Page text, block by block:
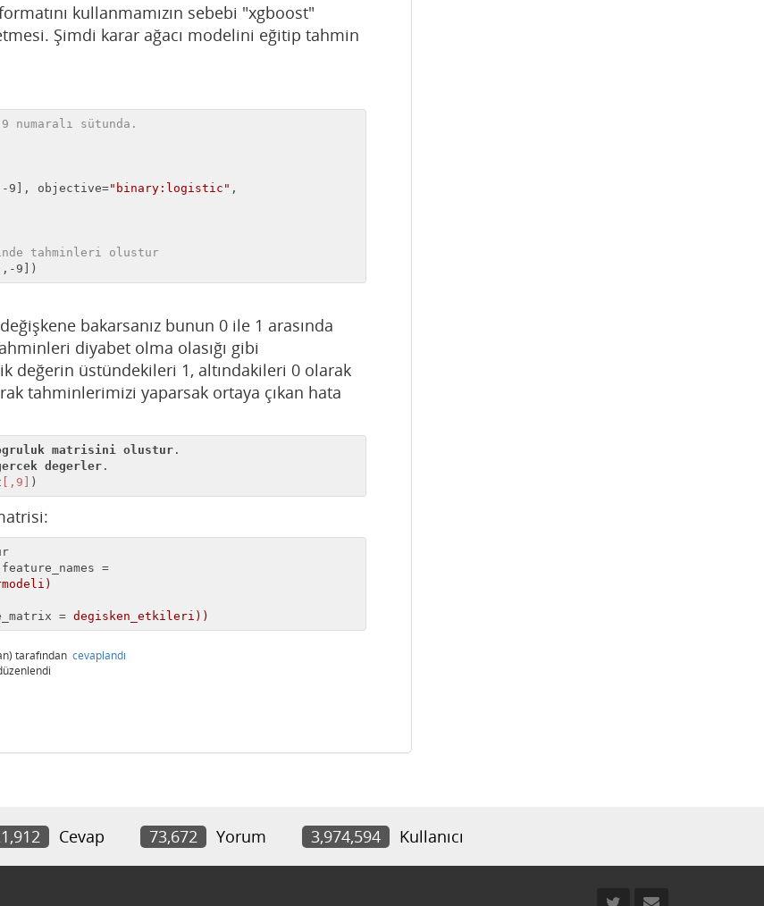
kullanmamızın sebebi "xgboost"
Şimdi karar ağacı modelini eğitip tahmin
numaralı sütunda.
9], objective="binary:logistic" ,
tahminleri olustur
9])
bakarsanız bunun 0 ile 1 arasında
diyabet olma olasığı gibi
değerin üstündekileri 1, altındakileri 0 olarak
tahminlerimizi yaparsak ortaya çıkan hata
matrisini olustur.
degerler
[,9] )
feature_names
=
= degisken_etkileri))
tarafından cevaplandı
Cevap 73,672 Yorum 3,974,594 Kullanıcı